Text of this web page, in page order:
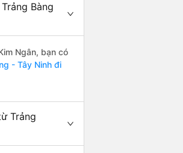
Bàng
Ngân, bạn có
- Tây Ninh đi
Trảng